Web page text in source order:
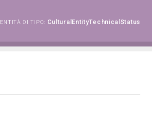
ENTITÀ DI TIPO: CulturalEntityTechnicalStatus